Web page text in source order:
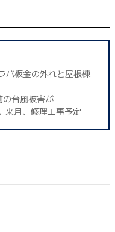
バ板金の外れと屋根棟
台風被害が
来月、修理工事予定